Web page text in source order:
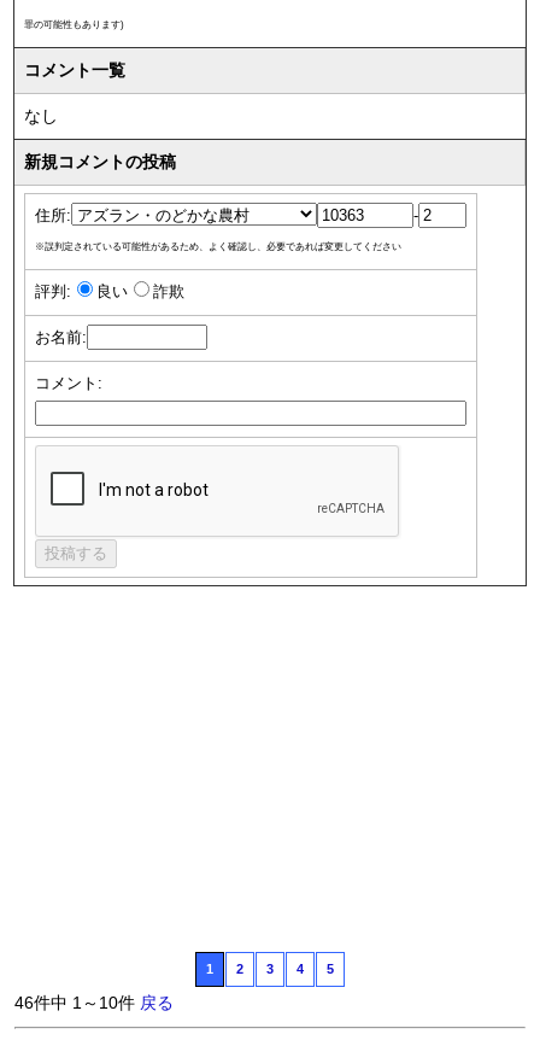
罪の可能性もあります)
コメント一覧
なし
新規コメントの投稿
住所: -
※誤判定されている可能性があるため、よく確認し、必要であれば変更してください
評判: 良い 詐欺
お名前:
コメント:
1 2 3 4 5
46件中 1～10件 戻る